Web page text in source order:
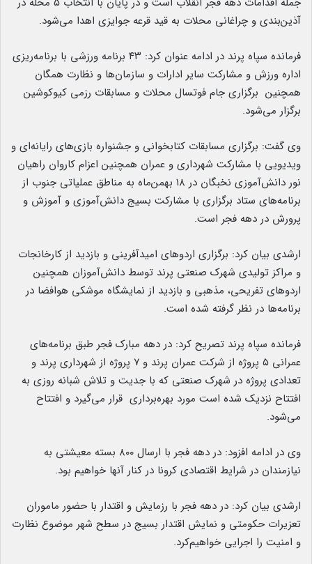
آذین‌بندی و چراغانی محلات به قید قرعه جوایزی اهدا می‌شود.
فرمانده سپاه پرند در ادامه عنوان کرد: ۴۳ برنامه ورزشی با برنامه‌ریزی
اداره ورزش و مشارکت سایر ادارات و سازمان‌ها و نظارت همگان
همچنین برگزاری جام‌ فوتسال محلات و مسابقات رزمی کیوکوشین
برگزار می‌شود.
وی گفت: برگزاری مسابقات کتابخوانی و جشنواره بازی‌های رایانه‌ای و
ویدیویی با مشارکت شهرداری و عمران همچنین اعزام کاروان راهیان
نور دانش‌آموزی نخبگان در ۱۸ بهمن‌ماه به مناطق عملیاتی جنوب از
برنامه‌های ستاد برگزاری با مشارکت بسیج دانش‌آموزی و آموزش و
پرورش در دهه فجر است.
ارشدی بیان کرد: برگزاری اردوهای امیدآفرینی و بازدید از کارخانجات
و مراکز تولیدی شهرک صنعتی پرند توسط دانش‌آموزان همچنین
اردوهای تفریحی، مذهبی و بازدید از نمایشگاه موشکی هوافضا در
برنامه‌ها در نظر گرفته شده است.
فرمانده سپاه پرند تصریح کرد: در دهه مبارک فجر طبق برنامه‌های
عمرانی ۵ پروژه از شرکت عمران پرند و ۷ پروژه از شهرداری پرند و
تعدادی پروژه در شهرک صنعتی که با جدیت و تلاش شبانه روزی به
افتتاح نزدیک شده است مورد بهره‌برداری قرا‌ر می‌گیرد و افتتاح
می‌شود.
وی در ادامه افزود: در دهه فجر با ارسال ۸۰۰ بسته معیشتی به
نیازمندان در شرایط اقتصادی کرونا در کنار آنها خواهیم بود.
ارشدی بیان کرد: در دهه فجر با رزمایش و اقتدار با حضور ماموران
تعزیرات حکومتی و نمایش اقتدار بسیج در سطح شهر موضوع نظارت
و امنیت را اجرایی خواهیم‌کرد.